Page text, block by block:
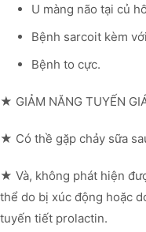
U màng não tại củ
Bệnh sarcoit kèm
Bệnh to cực.
★ GIẢM NĂNG TUYẾN
★ Có thề gặp chảy sữa
★ Và, không phát hiện
thể do bị xúc động hoặc
tuyến tiết prolactin.